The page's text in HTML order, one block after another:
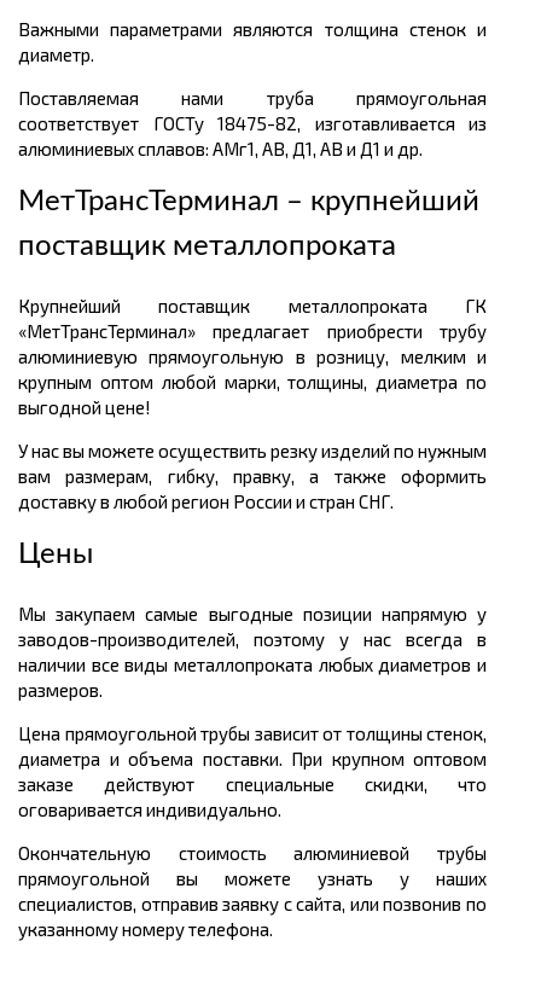
Важными параметрами являются толщина стенок и
диаметр.
Поставляемая нами труба прямоугольная
соответствует ГОСТу 18475-82, изготавливается из
алюминиевых сплавов: АМг1, АВ, Д1, АВ и Д1 и др.
МетТрансТерминал – крупнейший
поставщик металлопроката
Крупнейший поставщик металлопроката ГК
«МетТрансТерминал» предлагает приобрести трубу
алюминиевую прямоугольную в розницу, мелким и
крупным оптом любой марки, толщины, диаметра по
выгодной цене!
У нас вы можете осуществить резку изделий по нужным
вам размерам, гибку, правку, а также оформить
доставку в любой регион России и стран СНГ.
Цены
Мы закупаем самые выгодные позиции напрямую у
заводов-производителей, поэтому у нас всегда в
наличии все виды металлопроката любых диаметров и
размеров.
Цена прямоугольной трубы зависит от толщины стенок,
диаметра и объема поставки. При крупном оптовом
заказе действуют специальные скидки, что
оговаривается индивидуально.
Окончательную стоимость алюминиевой трубы
прямоугольной вы можете узнать у наших
специалистов, отправив заявку с сайта, или позвонив по
указанному номеру телефона.